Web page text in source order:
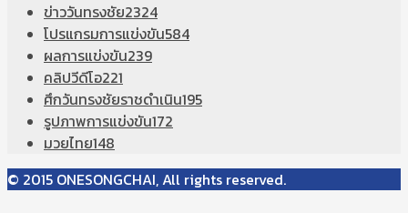
ข่าววันทรงชัย2324
โปรแกรมการแข่งขัน584
ผลการแข่งขัน239
คลิปวีดีโอ221
ศึกวันทรงชัยราชดำเนิน195
รูปภาพการแข่งขัน172
มวยไทย148
© 2015 ONESONGCHAI, All rights reserved.